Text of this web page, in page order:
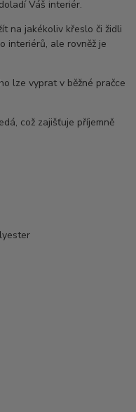
Váš interiér.
na jakékoliv křeslo či židli
interiérů, ale rovněž je
lze vyprat v běžné pračce
což zajišťuje příjemně